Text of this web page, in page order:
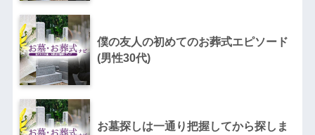
僕の友人の初めてのお葬式エピソード
(男性30代)
お墓探しは一通り把握してから探しま